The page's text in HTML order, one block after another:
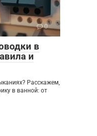
0
в
и
Расскажем,
в ванной: от